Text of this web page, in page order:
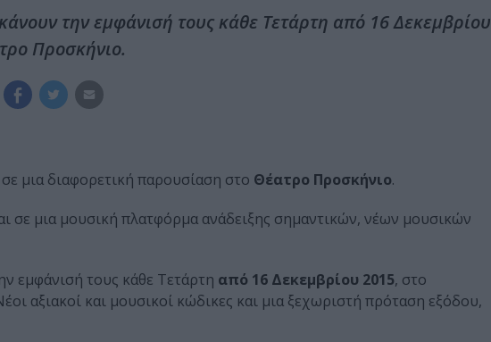
την εμφάνισή τους κάθε Τετάρτη από 16 Δεκεμβρίου
Προσκήνιο.
μια διαφορετική παρουσίαση στο Θέατρο Προσκήνιο.
σε μια μουσική πλατφόρμα ανάδειξης σημαντικών, νέων μουσικών
εμφάνισή τους κάθε Τετάρτη από 16 Δεκεμβρίου 2015, στο
αξιακοί και μουσικοί κώδικες και μια ξεχωριστή πρόταση εξόδου,